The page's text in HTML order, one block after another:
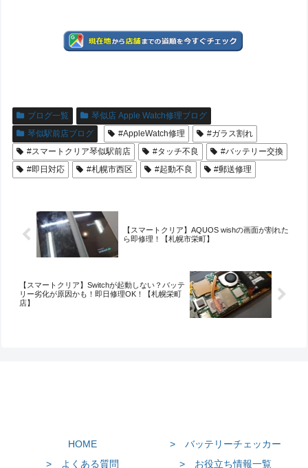
ブログ一覧
琴似店 Apple Watch修理ブログ
琴似駅前店ブログ
#AppleWatch修理
#ガラス割れ
#スマートクリア琴似駅前店
#タッチ不良
#バッテリー交換
#即日対応
#札幌市西区 #起動不良 #郵送修理
【スマートクリア】AQUOS wishの画面が割れた
ら即修理！【札幌市栄町】
【スマートクリア】Switchが起動しない？バッテ
リー劣化が原因かも！即日修理OK！【札幌栄町
店】
HOME
> バッテリーチェッカー
> よくある質問
> お役立ち情報一覧